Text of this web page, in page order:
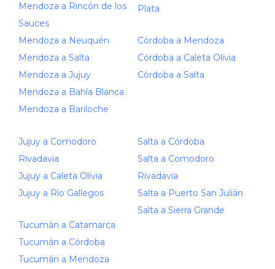
Mendoza a Rincón de los
Sauces
Mendoza a Neuquén
Mendoza a Salta
Mendoza a Jujuy
Mendoza a Bahía Blanca
Mendoza a Bariloche
Plata
Córdoba a Mendoza
Córdoba a Caleta Olivia
Córdoba a Salta
Jujuy a Comodoro
Rivadavia
Jujuy a Caleta Olivia
Jujuy a Río Gallegos
Tucumán a Catamarca
Tucumán a Córdoba
Tucumán a Mendoza
Salta a Córdoba
Salta a Comodoro
Rivadavia
Salta a Puerto San Julián
Salta a Sierra Grande